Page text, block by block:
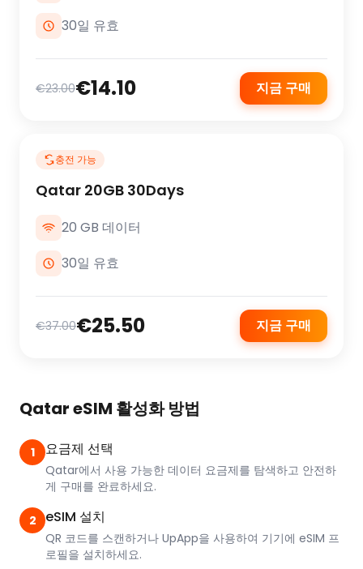
30일 유효
€23.00€14.10 지금 구매
충전 가능
Qatar 20GB 30Days
20 GB 데이터
30일 유효
€37.00€25.50 지금 구매
Qatar eSIM 활성화 방법
1 요금제 선택
Qatar에서 사용 가능한 데이터 요금제를 탐색하고 안전하
게 구매를 완료하세요.
2 eSIM 설치
QR 코드를 스캔하거나 UpApp을 사용하여 기기에 eSIM 프
로필을 설치하세요.